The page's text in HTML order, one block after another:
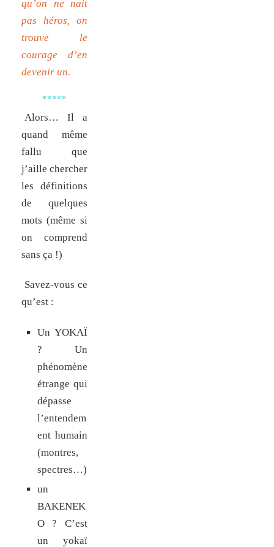
qu’on ne nait
pas héros, on
trouve le
courage d’en
devenir un.
*****
Alors… Il a
quand même
fallu que
j’aille chercher
les définitions
de quelques
mots (même si
on comprend
sans ça !)
Savez-vous ce
qu’est :
Un YOKAÏ
? Un
phénomène
étrange qui
dépasse
l’entendem
ent humain
(montres,
spectres…)
un
BAKENEK
O ? C’est
un yokaï